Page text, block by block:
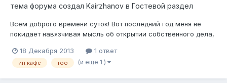
тема форума создал Kairzhanov в Гостевой раздел
Всем доброго времени суток! Вот последний год меня не
покидает навязчивая мысль об открытии собственного дела,
документах ничего пока не известно, идут переговоры) с
удобной парковкой, персонал есть (начиная от охраны и
18 Декабря 2013 1 ответ
ип кафе тоо (и еще 1 )